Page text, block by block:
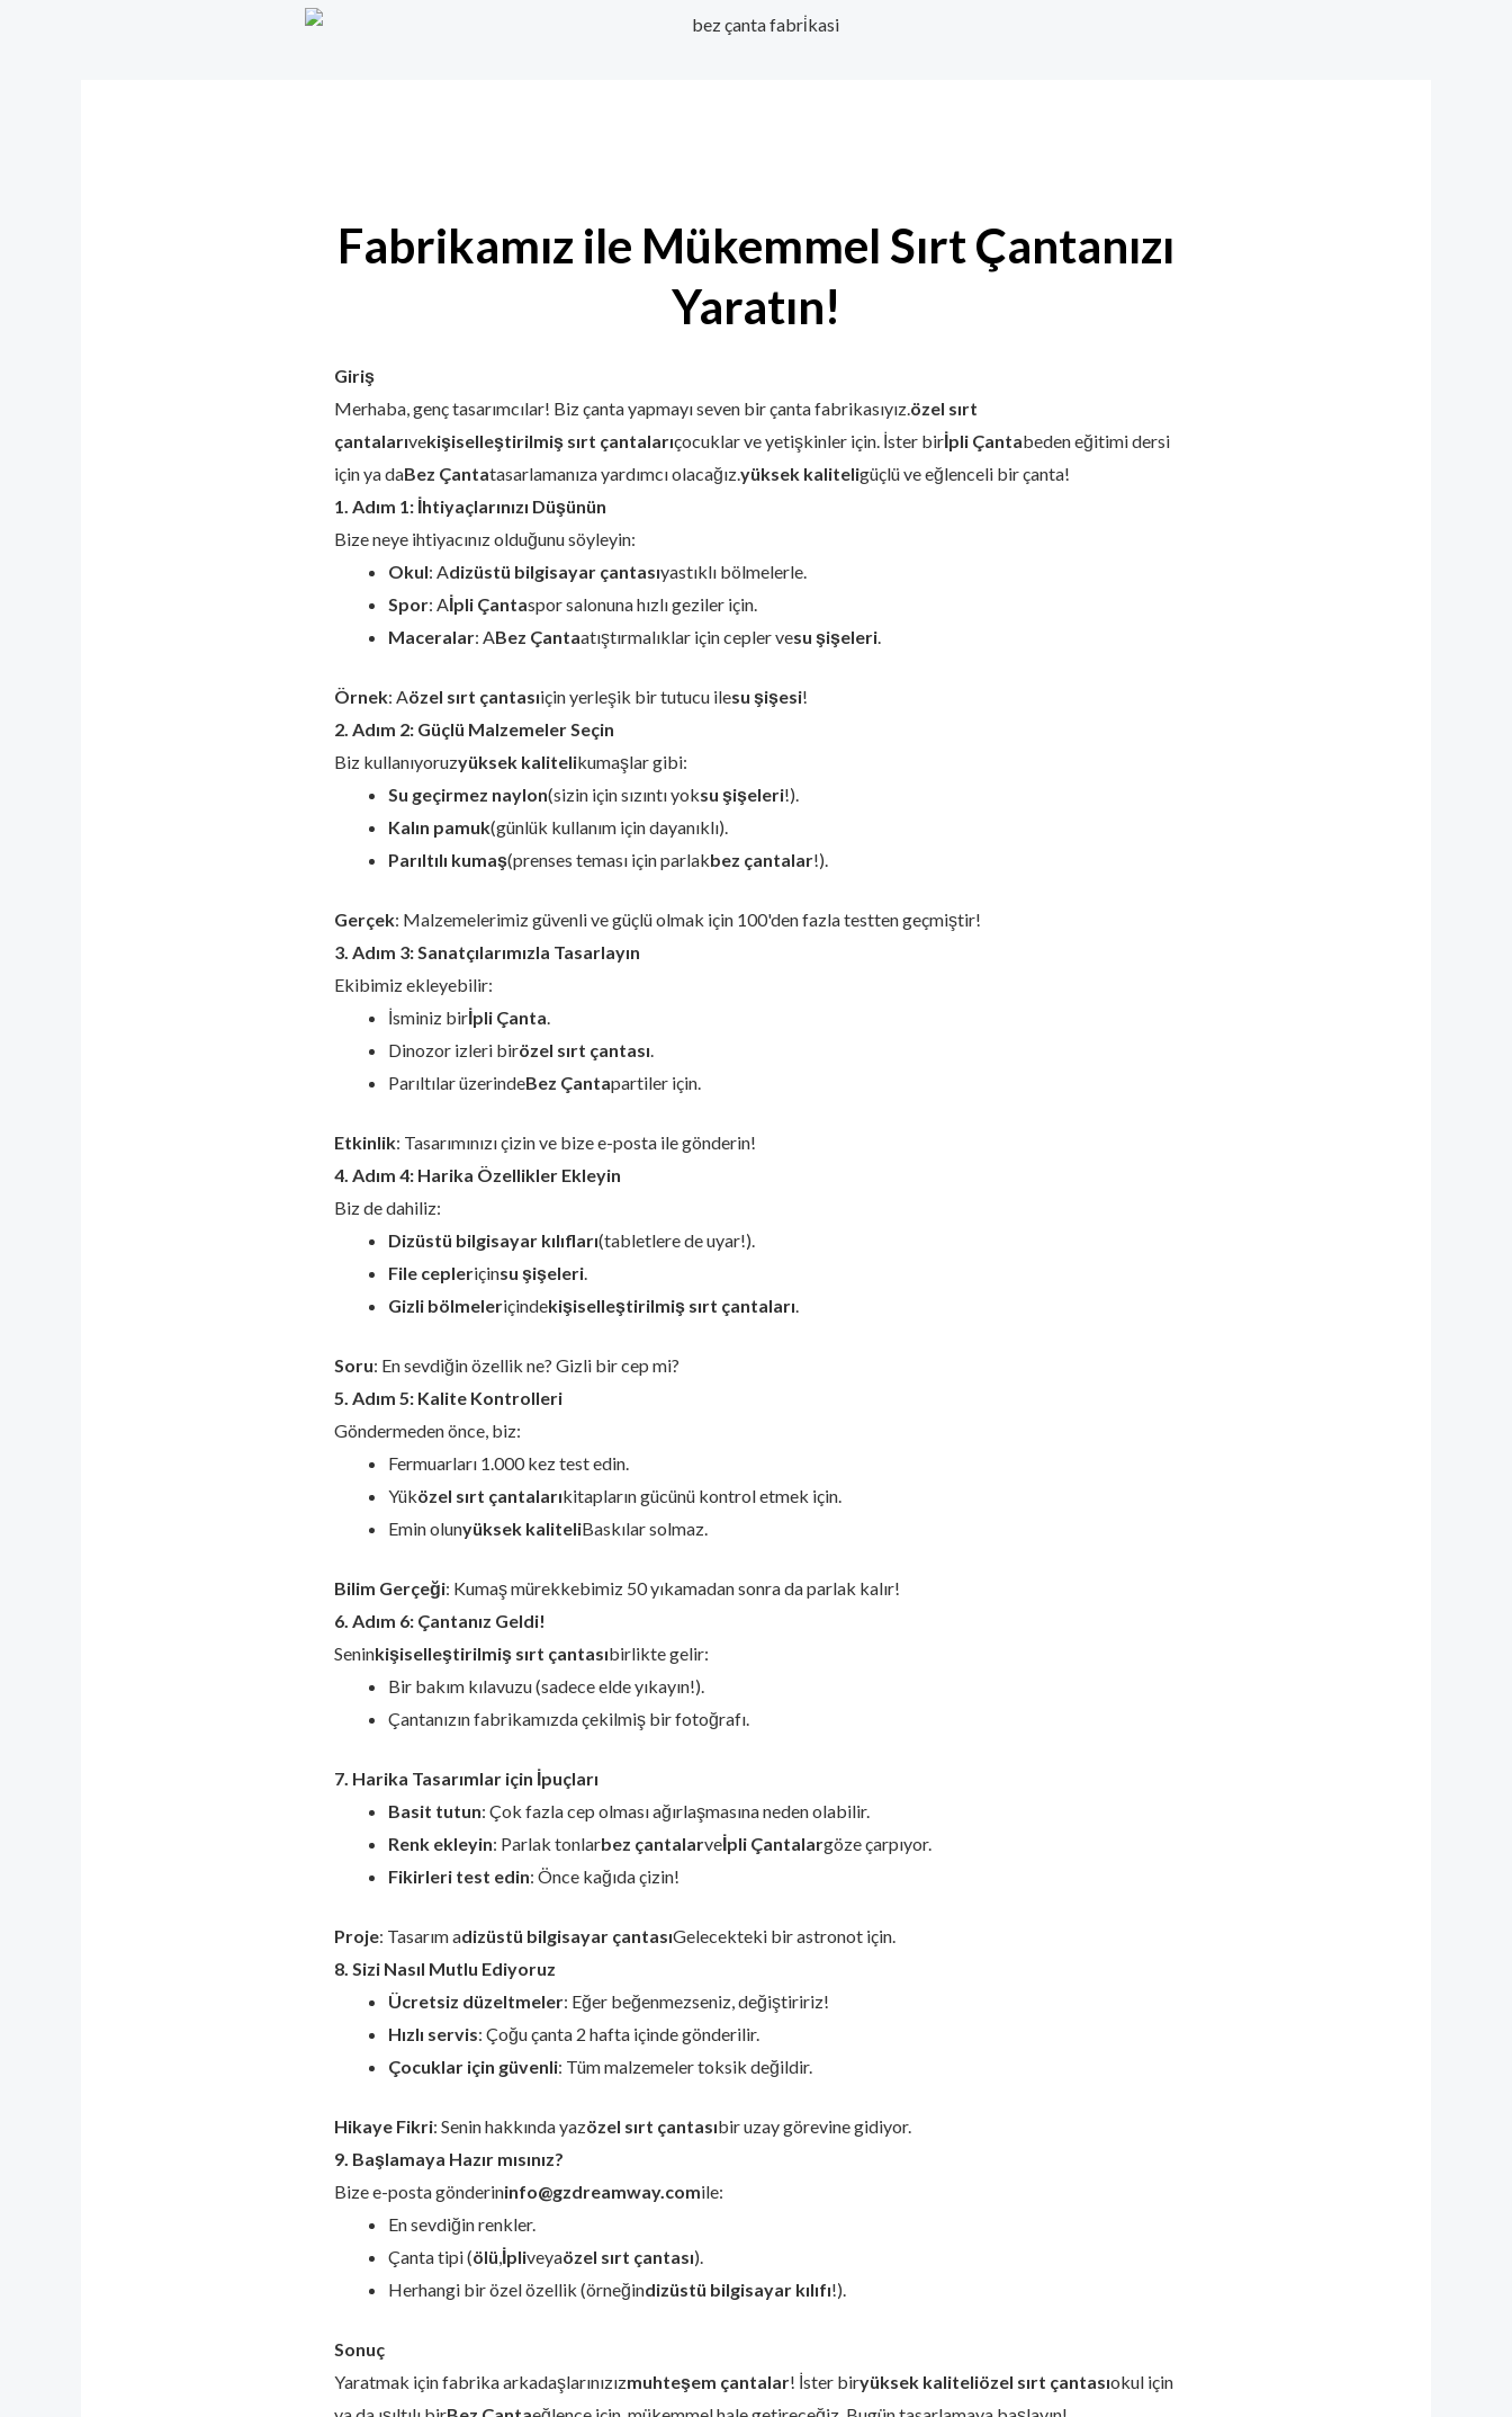
Fabrikamız ile Mükemmel Sırt Çantanızı
Yaratın!
Giriş
Merhaba, genç tasarımcılar! Biz çanta yapmayı seven bir çanta fabrikasıyız.özel sırt
çantalarıvekişiselleştirilmiş sırt çantalarıçocuklar ve yetişkinler için. İster birİpli Çantabeden eğitimi dersi
için ya daBez Çantatasarlamanıza yardımcı olacağız.yüksek kaliteligüçlü ve eğlenceli bir çanta!
1. Adım 1: İhtiyaçlarınızı Düşünün
Bize neye ihtiyacınız olduğunu söyleyin:
Okul: Adizüstü bilgisayar çantasıyastıklı bölmelerle.
Spor: Aİpli Çantaspor salonuna hızlı geziler için.
Maceralar: ABez Çantaatıştırmalıklar için cepler vesu şişeleri.
Örnek: Aözel sırt çantasıiçin yerleşik bir tutucu ilesu şişesi!
2. Adım 2: Güçlü Malzemeler Seçin
Biz kullanıyoruzyüksek kalitelikumaşlar gibi:
Su geçirmez naylon(sizin için sızıntı yoksu şişeleri!).
Kalın pamuk(günlük kullanım için dayanıklı).
Parıltılı kumaş(prenses teması için parlakbez çantalar!).
Gerçek: Malzemelerimiz güvenli ve güçlü olmak için 100'den fazla testten geçmiştir!
3. Adım 3: Sanatçılarımızla Tasarlayın
Ekibimiz ekleyebilir:
İsminiz birİpli Çanta.
Dinozor izleri birözel sırt çantası.
Parıltılar üzerindeBez Çantapartiler için.
Etkinlik: Tasarımınızı çizin ve bize e-posta ile gönderin!
4. Adım 4: Harika Özellikler Ekleyin
Biz de dahiliz:
Dizüstü bilgisayar kılıfları(tabletlere de uyar!).
File cepleriçinsu şişeleri.
Gizli bölmeleriçindekişiselleştirilmiş sırt çantaları.
Soru: En sevdiğin özellik ne? Gizli bir cep mi?
5. Adım 5: Kalite Kontrolleri
Göndermeden önce, biz:
Fermuarları 1.000 kez test edin.
Yüközel sırt çantalarıkitapların gücünü kontrol etmek için.
Emin olunyüksek kaliteliBaskılar solmaz.
Bilim Gerçeği: Kumaş mürekkebimiz 50 yıkamadan sonra da parlak kalır!
6. Adım 6: Çantanız Geldi!
Seninkişiselleştirilmiş sırt çantasıbirlikte gelir:
Bir bakım kılavuzu (sadece elde yıkayın!).
Çantanızın fabrikamızda çekilmiş bir fotoğrafı.
7. Harika Tasarımlar için İpuçları
Basit tutun: Çok fazla cep olması ağırlaşmasına neden olabilir.
Renk ekleyin: Parlak tonlarbez çantalarveİpli Çantalargöze çarpıyor.
Fikirleri test edin: Önce kağıda çizin!
Proje: Tasarım adizüstü bilgisayar çantasıGelecekteki bir astronot için.
8. Sizi Nasıl Mutlu Ediyoruz
Ücretsiz düzeltmeler: Eğer beğenmezseniz, değiştiririz!
Hızlı servis: Çoğu çanta 2 hafta içinde gönderilir.
Çocuklar için güvenli: Tüm malzemeler toksik değildir.
Hikaye Fikri: Senin hakkında yazözel sırt çantasıbir uzay görevine gidiyor.
9. Başlamaya Hazır mısınız?
Bize e-posta gönderininfo@gzdreamway.comile:
En sevdiğin renkler.
Çanta tipi (ölü,İpliveyaözel sırt çantası).
Herhangi bir özel özellik (örneğindizüstü bilgisayar kılıfı!).
Sonuç
Yaratmak için fabrika arkadaşlarınızızmuhteşem çantalar! İster biryüksek kaliteliözel sırt çantasıokul için